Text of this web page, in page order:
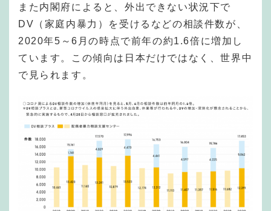
また内閣府によると、外出できない状況下で
DV（家庭内暴力）を受けるなどの相談件数が、
2020年5～6月の時点で前年の約1.6倍に増加し
ています。この傾向は日本だけではなく、世界中
で見られます。